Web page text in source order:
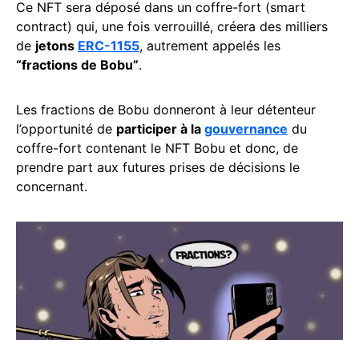
Ce NFT sera déposé dans un coffre-fort (smart
contract) qui, une fois verrouillé, créera des milliers
de jetons ERC-1155, autrement appelés les
“fractions de Bobu”.
Les fractions de Bobu donneront à leur détenteur
l’opportunité de participer à la gouvernance du
coffre-fort contenant le NFT Bobu et donc, de
prendre part aux futures prises de décisions le
concernant.